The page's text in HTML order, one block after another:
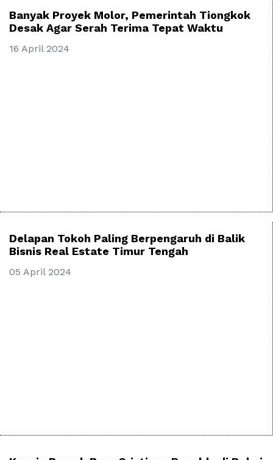
Banyak Proyek Molor, Pemerintah Tiongkok
Desak Agar Serah Terima Tepat Waktu
16 April 2024
Delapan Tokoh Paling Berpengaruh di Balik
Bisnis Real Estate Timur Tengah
05 April 2024